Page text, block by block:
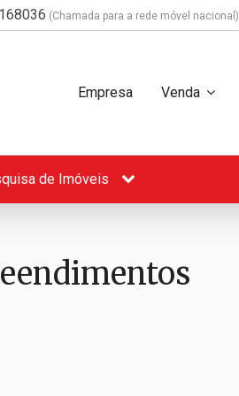
(Chamada para a rede móvel nacional)
Empresa Venda
de Imóveis